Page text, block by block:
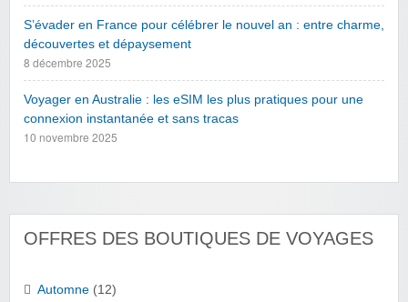
S’évader en France pour célébrer le nouvel an : entre charme,
découvertes et dépaysement
8 décembre 2025
Voyager en Australie : les eSIM les plus pratiques pour une
connexion instantanée et sans tracas
10 novembre 2025
OFFRES DES BOUTIQUES DE VOYAGES
Automne (12)